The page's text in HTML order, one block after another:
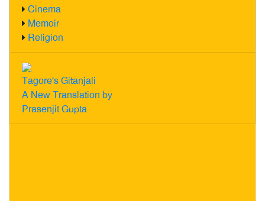
Cinema
Memoir
Religion
Tagore's Gitanjali
A New Translation by
Prasenjit Gupta